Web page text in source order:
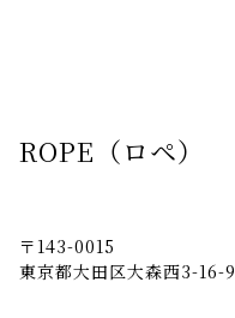
ROPE（ロペ）
〒143-0015
東京都大田区大森西3-16-9